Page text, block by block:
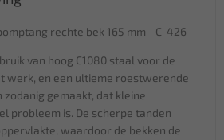
rechte bek 165 mm - C-426
van hoog C1080 staal voor de
werk, en een ultieme roestwerende
zodanig gemaakt, dat kleine
probleem is. De scherpe tanden
waardoor de bekken de